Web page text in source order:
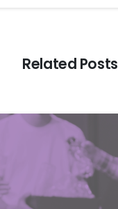
Related Posts